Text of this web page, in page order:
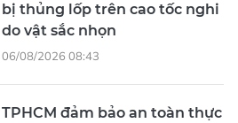
bị thủng lốp trên cao tốc nghi
do vật sắc nhọn
06/08/2026 08:43
TPHCM đảm bảo an toàn thực